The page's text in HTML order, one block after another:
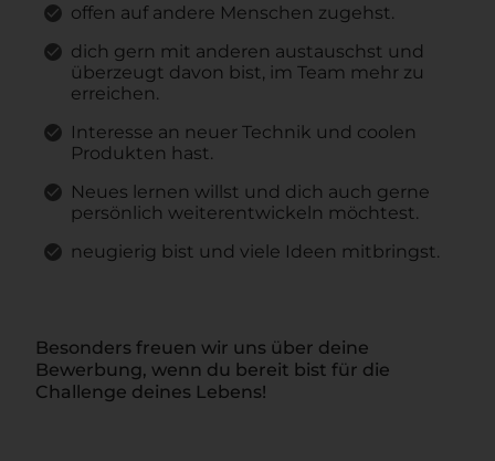
offen auf andere Menschen zugehst.
dich gern mit anderen austauschst und
überzeugt davon bist, im Team mehr zu
erreichen.
Interesse an neuer Technik und coolen
Produkten hast.
Neues lernen willst und dich auch gerne
persönlich weiterentwickeln möchtest.
neugierig bist und viele Ideen mitbringst.
Besonders freuen wir uns über deine
Bewerbung, wenn du bereit bist für die
Challenge deines Lebens!